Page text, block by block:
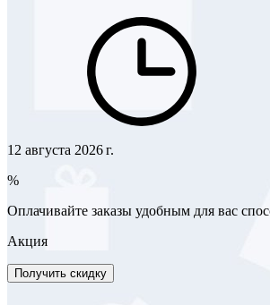
12 августа 2026 г.
%
Оплачивайте заказы удобным для вас
Акция
Получить скидку